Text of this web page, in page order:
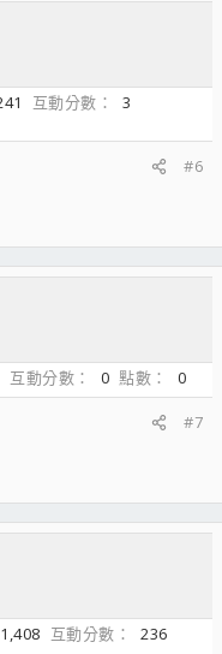
互動分數
3
#6
互動分數 0 點數
0
#7
互動分數
236